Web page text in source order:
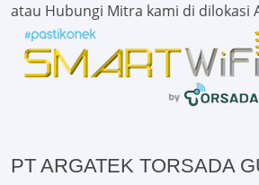
atau Hubungi Mitra kami di dilokasi
PT ARGATEK TORSADA